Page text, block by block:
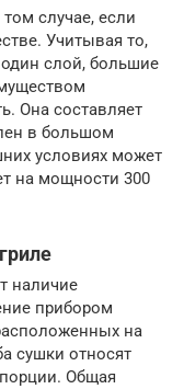
случае, если
Учитывая то,
слой, большие
Она составляет
в большом
условиях может
на мощности 300
наличие
прибором
на
сушки относят
Общая